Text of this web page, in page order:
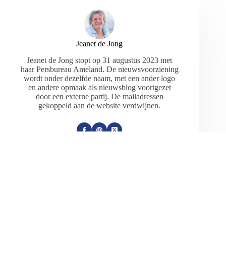
Jeanet de Jong
Jeanet de Jong stopt op 31 augustus 2023 met
haar Persbureau Ameland. De nieuwsvoorziening
wordt onder dezelfde naam, met een ander logo
en andere opmaak als nieuwsblog voortgezet
door een externe partij. De mailadressen
gekoppeld aan de website verdwijnen.